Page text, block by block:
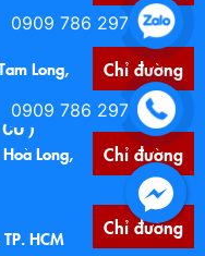
Long,
Chỉ đường
)
Long,
Chỉ đường
HCM Chỉ đường
0909 786 297
0909 786 297